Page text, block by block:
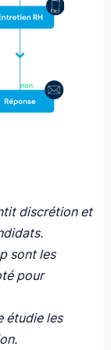
discrétion et
sont les
pour
étudie les